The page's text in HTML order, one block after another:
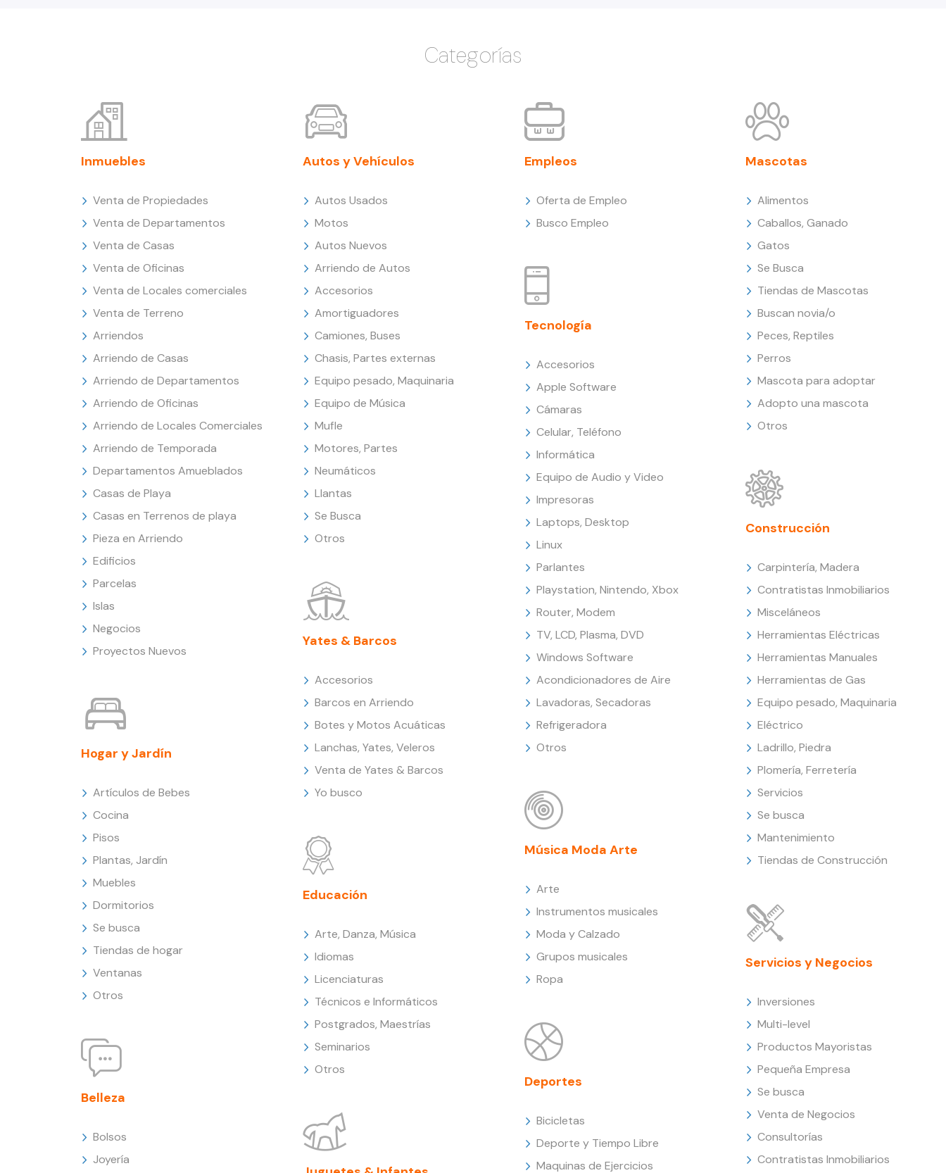
Categorías
Inmuebles
Venta de Propiedades
Venta de Departamentos
Venta de Casas
Venta de Oficinas
Venta de Locales comerciales
Venta de Terreno
Arriendos
Arriendo de Casas
Arriendo de Departamentos
Arriendo de Oficinas
Arriendo de Locales Comerciales
Arriendo de Temporada
Departamentos Amueblados
Casas de Playa
Casas en Terrenos de playa
Pieza en Arriendo
Edificios
Parcelas
Islas
Negocios
Proyectos Nuevos
Hogar y Jardín
Artículos de Bebes
Cocina
Pisos
Plantas, Jardín
Muebles
Dormitorios
Se busca
Tiendas de hogar
Ventanas
Otros
Belleza
Bolsos
Joyería
Autos y Vehículos
Autos Usados
Motos
Autos Nuevos
Arriendo de Autos
Accesorios
Amortiguadores
Camiones, Buses
Chasis, Partes externas
Equipo pesado, Maquinaria
Equipo de Música
Mufle
Motores, Partes
Neumáticos
Llantas
Se Busca
Otros
Yates & Barcos
Accesorios
Barcos en Arriendo
Botes y Motos Acuáticas
Lanchas, Yates, Veleros
Venta de Yates & Barcos
Yo busco
Educación
Arte, Danza, Música
Idiomas
Licenciaturas
Técnicos e Informáticos
Postgrados, Maestrías
Seminarios
Otros
Empleos
Oferta de Empleo
Busco Empleo
Tecnología
Accesorios
Apple Software
Cámaras
Celular, Teléfono
Informática
Equipo de Audio y Video
Impresoras
Laptops, Desktop
Linux
Parlantes
Playstation, Nintendo, Xbox
Router, Modem
TV, LCD, Plasma, DVD
Windows Software
Acondicionadores de Aire
Lavadoras, Secadoras
Refrigeradora
Otros
Música Moda Arte
Arte
Instrumentos musicales
Moda y Calzado
Grupos musicales
Ropa
Deportes
Bicicletas
Deporte y Tiempo Libre
Maquinas de Ejercicios
Mascotas
Alimentos
Caballos, Ganado
Gatos
Se Busca
Tiendas de Mascotas
Buscan novia/o
Peces, Reptiles
Perros
Mascota para adoptar
Adopto una mascota
Otros
Construcción
Carpintería, Madera
Contratistas Inmobiliarios
Misceláneos
Herramientas Eléctricas
Herramientas Manuales
Herramientas de Gas
Equipo pesado, Maquinaria
Eléctrico
Ladrillo, Piedra
Plomería, Ferretería
Servicios
Se busca
Mantenimiento
Tiendas de Construcción
Servicios y Negocios
Inversiones
Multi-level
Productos Mayoristas
Pequeña Empresa
Se busca
Venta de Negocios
Consultorías
Contratistas Inmobiliarios